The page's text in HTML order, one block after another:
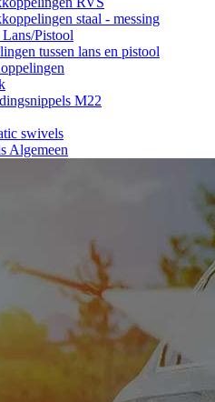
staal - messing
Pistool
tussen lans en pistool
M22
swivels
Algemeen